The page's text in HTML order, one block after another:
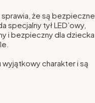
sprawia, że są bezpieczne
specjalny tył LED’owy,
i bezpieczny dla dziecka
charakter i są